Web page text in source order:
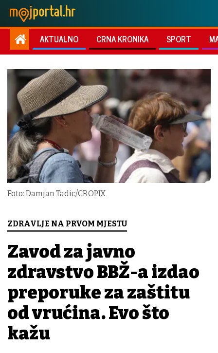
AKTUALNO CRNA KRONIKA SPORT
Foto: Damjan Tadic/CROPIX
ZDRAVLJE NA PRVOM MJESTU
Zavod za javno
zdravstvo BBŽ-a izdao
preporuke za zaštitu
od vrućina. Evo što
kažu